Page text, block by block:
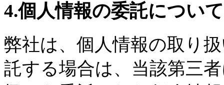
4.個人情報の委託について
弊社は、個人情報の取り
託する場合は、当該第三